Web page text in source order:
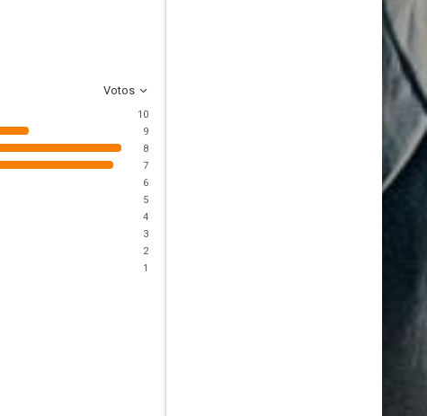
Votos
10
9
8
7
6
5
4
3
2
1